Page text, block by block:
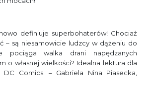
definiuje superbohaterów! Chociaż
– są niesamowicie ludzcy w dążeniu do
pociąga walka drani napędzanych
o własnej wielkości? Idealna lektura dla
Comics. – Gabriela Nina Piasecka,